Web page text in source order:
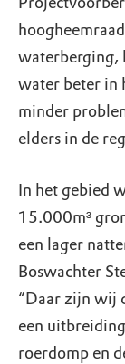
waterberging,
water beter in
minder
elders in de
In het gebied
15.000m³
een lager
Boswachter
“Daar zijn wij
een
roerdomp en